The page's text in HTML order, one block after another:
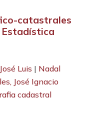
catastrales
Estadística
Luis | Nadal
José Ignacio
cadastral